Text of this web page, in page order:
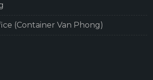
(Container Van Phong)